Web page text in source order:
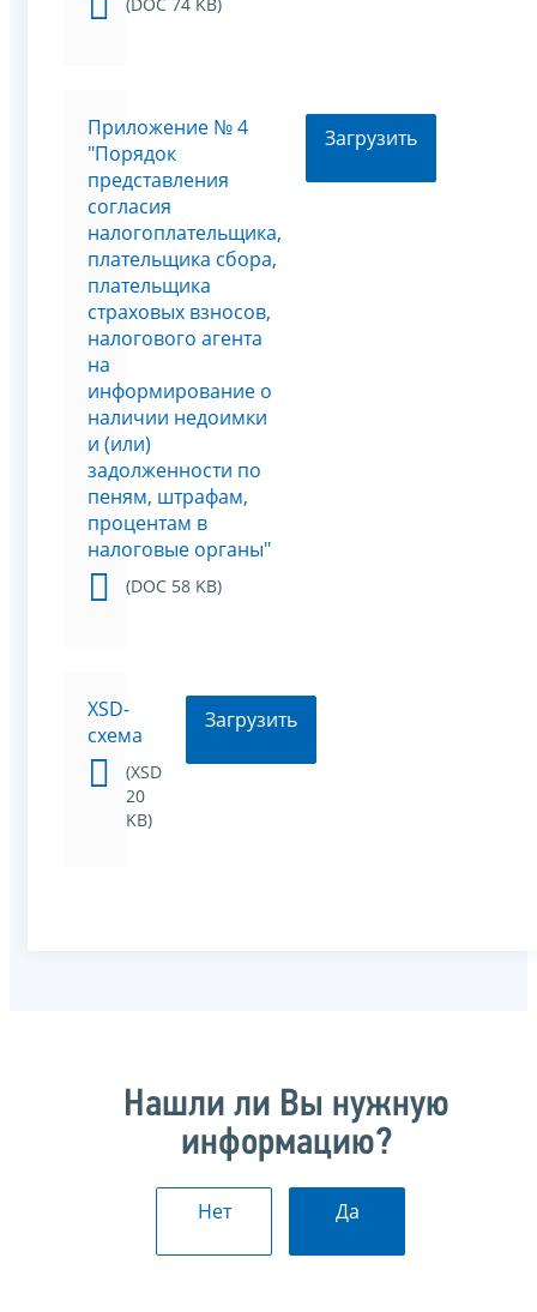
Приложение № 4
"Порядок
представления
согласия
налогоплательщика,
плательщика сбора,
плательщика
страховых взносов,
налогового агента
на
информирование о
наличии недоимки
и (или)
задолженности по
пеням, штрафам,
процентам в
налоговые органы"
(DOC 58 KB)
Загрузить
XSD-
схема
(XSD
20
KB)
Загрузить
Нашли ли Вы нужную
информацию?
Нет Да